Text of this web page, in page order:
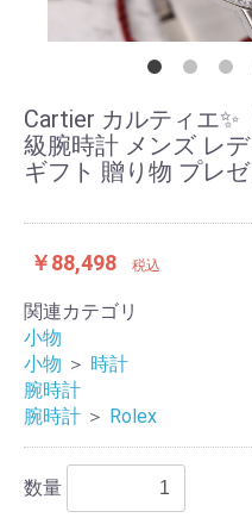
Cartier カルティエ✨
級腕時計 メンズ レ
ギフト 贈り物 プレ
￥88,498 税込
関連カテゴリ
小物
小物 ＞ 時計
腕時計
腕時計 ＞ Rolex
数量